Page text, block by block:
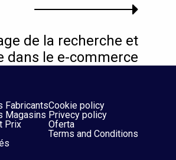
de la recherche et
dans le e-commerce
Fabricants
Magasins
Prix
Cookie policy
Privecy policy
Oferta
Terms and Conditions